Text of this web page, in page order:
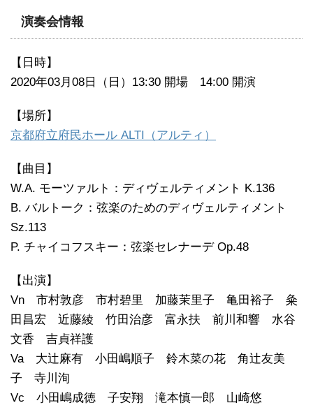
演奏会情報
【日時】
2020年03月08日（日）13:30 開場 14:00 開演
【場所】
京都府立府民ホール ALTI（アルティ）
【曲目】
W.A. モーツァルト：ディヴェルティメント K.136
B. バルトーク：弦楽のためのディヴェルティメント
Sz.113
P. チャイコフスキー：弦楽セレナーデ Op.48
【出演】
Vn 市村敦彦 市村碧里 加藤茉里子 亀田裕子 粂
田昌宏 近藤綾 竹田治彦 富永扶 前川和響 水谷
文香 吉貞祥護
Va 大辻麻有 小田嶋順子 鈴木菜の花 角辻友美
子 寺川洵
Vc 小田嶋成徳 子安翔 滝本慎一郎 山崎悠